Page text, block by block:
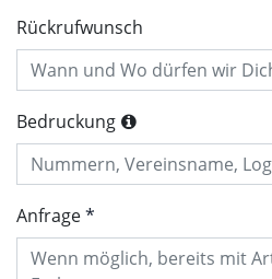
Rückrufwunsch
Bedruckung
Anfrage